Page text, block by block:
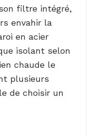
filtre intégré,
envahir la
en acier
isolant selon
chaude le
plusieurs
de choisir un